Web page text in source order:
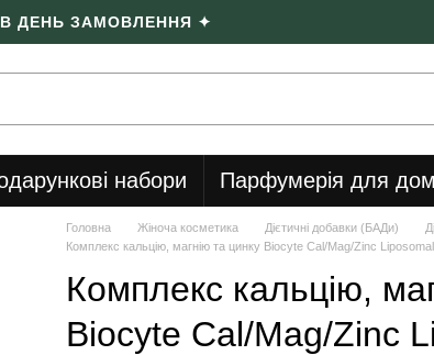
ДЕНЬ ЗАМОВЛЕННЯ ✦
набори Парфумерія для
Головна Жіноча косметика Дієтичні добавки (БАДи)
Комплекс кальцію, магнію та цинку Biocyte Cal/Mag/Zinc
Комплекс кальцію,
Biocyte Cal/Mag/Zinc